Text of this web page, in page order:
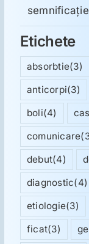
Etichete
absorbtie(3)
anticorpi(3)
boli(4)
comunicare
debut(4)
diagnostic(4)
etiologie(3)
ficat(3)